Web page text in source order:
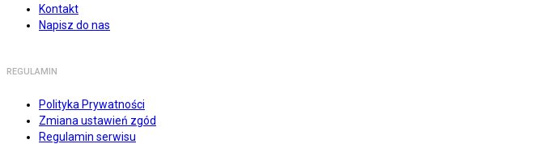
Kontakt
Napisz do nas
REGULAMIN
Polityka Prywatności
Zmiana ustawień zgód
Regulamin serwisu